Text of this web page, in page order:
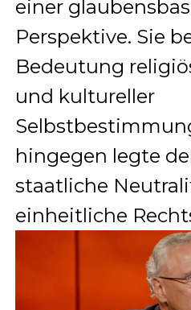
einer
Perspektive. Sie
Bedeutung
und kultureller
hingegen legte
staatliche
einheitliche